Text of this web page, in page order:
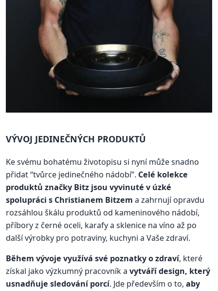
VÝVOJ JEDINEČNÝCH PRODUKTŮ
Ke svému bohatému životopisu si nyní může snadno
přidat “tvůrce jedinečného nádobí”. Celé kolekce
produktů značky Bitz jsou vyvinuté v úzké
spolupráci s Christianem Bitzem a zahrnují opravdu
rozsáhlou škálu produktů od kameninového nádobí,
příbory z černé oceli, karafy a sklenice na víno až po
další výrobky pro potraviny, kuchyni a Vaše zdraví.
Během vývoje využívá své poznatky o zdraví, které
získal jako výzkumný pracovník a vytváří design, který
usnadňuje sledování porcí. Jde především o to, aby